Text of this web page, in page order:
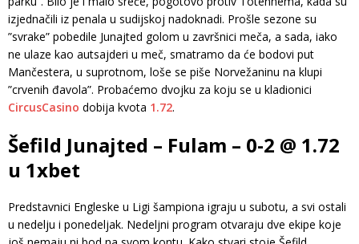
izjednačili iz penala u sudijskoj nadoknadi. Prošle sezone su
”svrake” pobedile Junajted golom u završnici meča, a sada, iako
ne ulaze kao autsajderi u meč, smatramo da će bodovi put
Mančestera, u suprotnom, loše se piše Norvežaninu na klupi
”crvenih đavola”. Probaćemo dvojku za koju se u kladionici
CircusCasino dobija kvota 1.72.
Šefild Junajted – Fulam – 0-2 @ 1.72
u 1xbet
Predstavnici Engleske u Ligi šampiona igraju u subotu, a svi ostali
u nedelju i ponedeljak. Nedeljni program otvaraju dve ekipe koje